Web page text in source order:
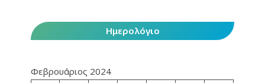
Ημερολόγιο
Φεβρουάριος 2024